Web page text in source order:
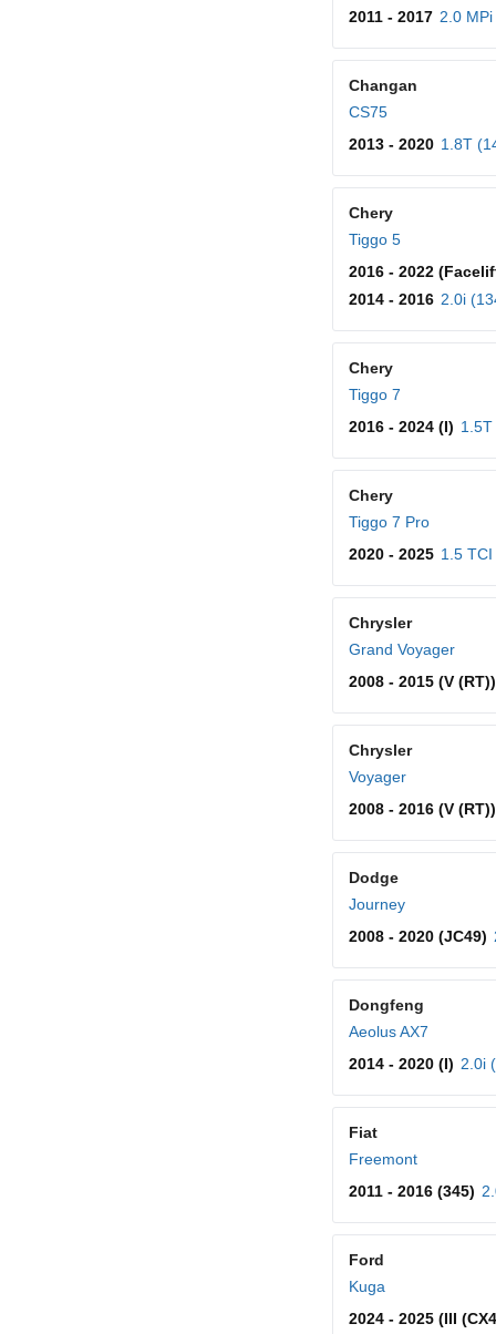
2011 - 2017 2.0
Changan
CS75
2013 - 2020 1.8T
Chery
Tiggo 5
2016 - 2022
2014 - 2016 2.0i
Chery
Tiggo 7
2016 - 2024 (I)
Chery
Tiggo 7 Pro
2020 - 2025 1.5
Chrysler
Grand Voyager
2008 - 2015 (V (RT))
Chrysler
Voyager
2008 - 2016 (V (RT))
Dodge
Journey
2008 - 2020 (JC49)
Dongfeng
Aeolus AX7
2014 - 2020 (I) 2.0i
Fiat
Freemont
2011 - 2016 (345)
Ford
Kuga
2024 - 2025 (III